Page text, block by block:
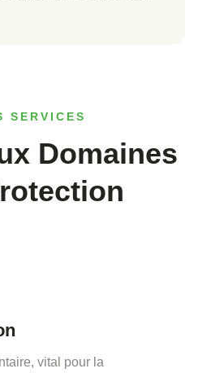
SERVICES
Domaines
vital pour la